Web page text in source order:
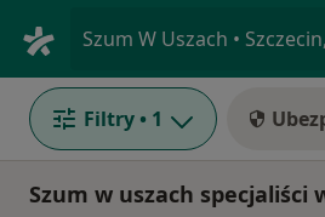
Filtry • 1
Szum w uszach specjaliści